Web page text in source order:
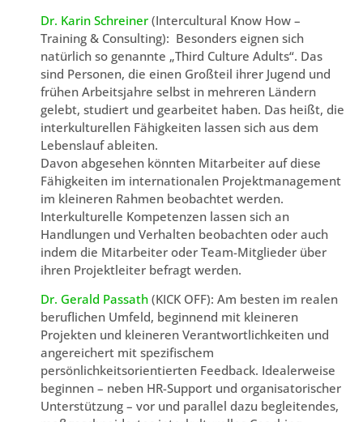
Dr. Karin Schreiner (Intercultural Know How –
Training & Consulting): Besonders eignen sich
natürlich so genannte „Third Culture Adults“. Das
sind Personen, die einen Großteil ihrer Jugend und
frühen Arbeitsjahre selbst in mehreren Ländern
gelebt, studiert und gearbeitet haben. Das heißt, die
interkulturellen Fähigkeiten lassen sich aus dem
Lebenslauf ableiten.
Davon abgesehen könnten Mitarbeiter auf diese
Fähigkeiten im internationalen Projektmanagement
im kleineren Rahmen beobachtet werden.
Interkulturelle Kompetenzen lassen sich an
Handlungen und Verhalten beobachten oder auch
indem die Mitarbeiter oder Team-Mitglieder über
ihren Projektleiter befragt werden.
Dr. Gerald Passath (KICK OFF): Am besten im realen
beruflichen Umfeld, beginnend mit kleineren
Projekten und kleineren Verantwortlichkeiten und
angereichert mit spezifischem
persönlichkeitsorientierten Feedback. Idealerweise
beginnen – neben HR-Support und organisatorischer
Unterstützung – vor und parallel dazu begleitendes,